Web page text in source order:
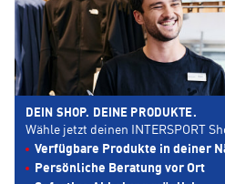
DEIN SHOP. DEINE PRODUKTE.
Wähle jetzt deinen INTERSPORT
Verfügbare Produkte in deiner
Persönliche Beratung vor Ort